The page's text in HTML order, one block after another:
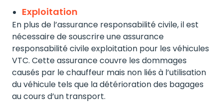
Exploitation
En plus de l’assurance responsabilité civile, il est
nécessaire de souscrire une assurance
responsabilité civile exploitation pour les véhicules
VTC. Cette assurance couvre les dommages
causés par le chauffeur mais non liés à l’utilisation
du véhicule tels que la détérioration des bagages
au cours d’un transport.